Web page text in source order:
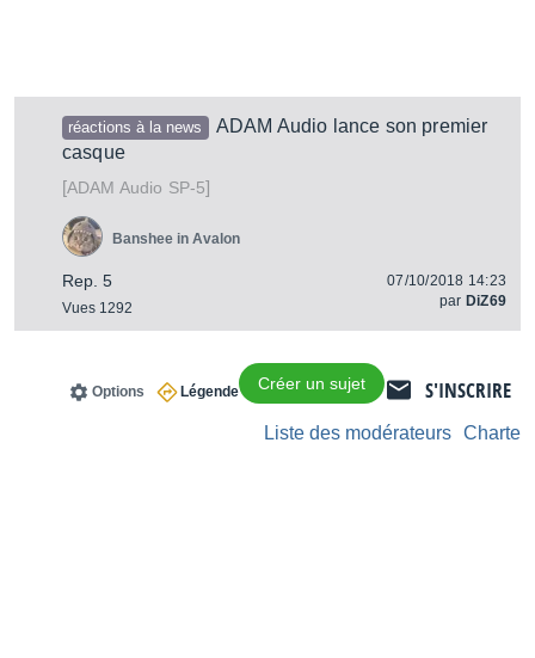
réactions à la news
ADAM Audio lance son premier
casque
[ADAM Audio SP-5]
Rep. 5
Vues 1292
Banshee in Avalon
07/10/2018 14:23
par DiZ69
S'INSCRIRE
Créer un sujet
Légende
Options
Charte
Liste des modérateurs